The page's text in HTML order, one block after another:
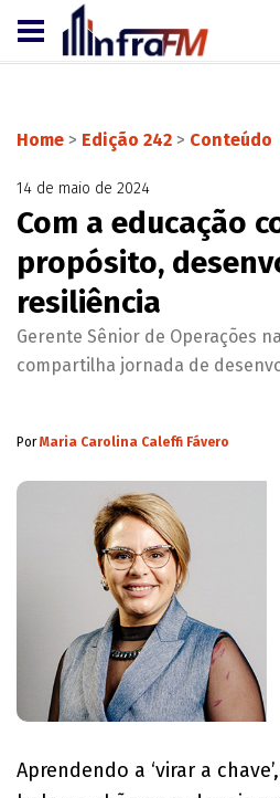
Home > Edição 242 > Conteúdo
14 de maio de 2024
Com a educação
propósito,
resiliência
Gerente Sênior de Operações
compartilha jornada de
PorMaria Carolina Caleffi Fávero
Aprendendo a ‘virar a